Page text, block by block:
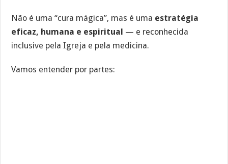
Não é uma “cura mágica”, mas é uma estratégia
eficaz, humana e espiritual — e reconhecida
inclusive pela Igreja e pela medicina.
Vamos entender por partes: